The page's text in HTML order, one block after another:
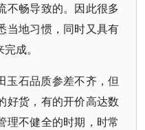
不畅导致的。因此很多
当地习惯，同时又具有
成。
玉石品质参差不齐，但
好货，有的开价高达数
理不健全的时期，时常